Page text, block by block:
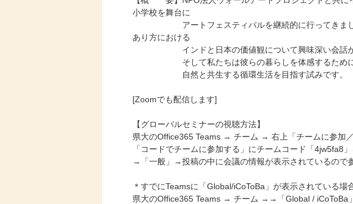
小学校を舞台に
アートフェスティバルを継続的に行ってきました
あり方における
インドと日本の価値観について興味深い会話が
そして私たちは彼らの暮らしを体感するためにワ
自然と共生する循環生活を目指す試みです。
[Zoomでも配信します]
【グローバルセミナーの視聴方法】
県大のOffice365 Teams → チーム → 右上「チームに参加
「コードでチームに参加する」にチームコード「4jw5fa8
→「一般」→投稿の中に会議の情報が表示されているので
＊すでにTeamsに「Global/iCoToBa」が表示されている場
県大のOffice365 Teams → チーム →→「Global /